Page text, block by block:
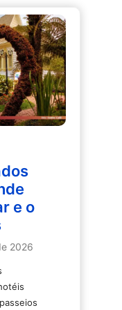
e o
2026